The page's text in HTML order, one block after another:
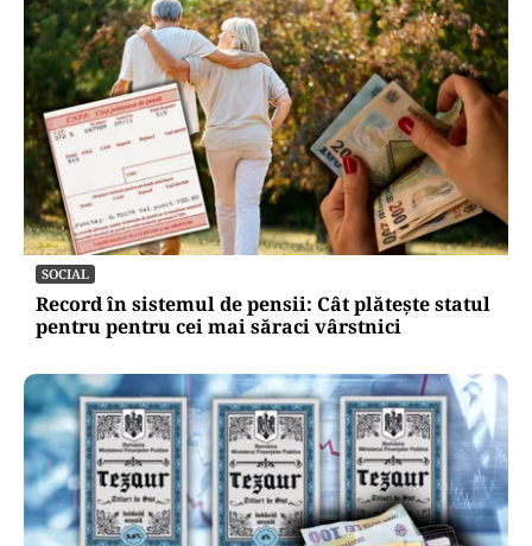
SOCIAL
Record în sistemul de pensii: Cât plătește statul
pentru pentru cei mai săraci vârstnici